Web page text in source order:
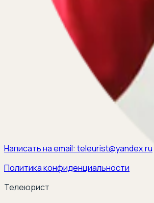
Написать на email: teleurist@yandex.ru
Политика конфиденциальности
Телеюрист